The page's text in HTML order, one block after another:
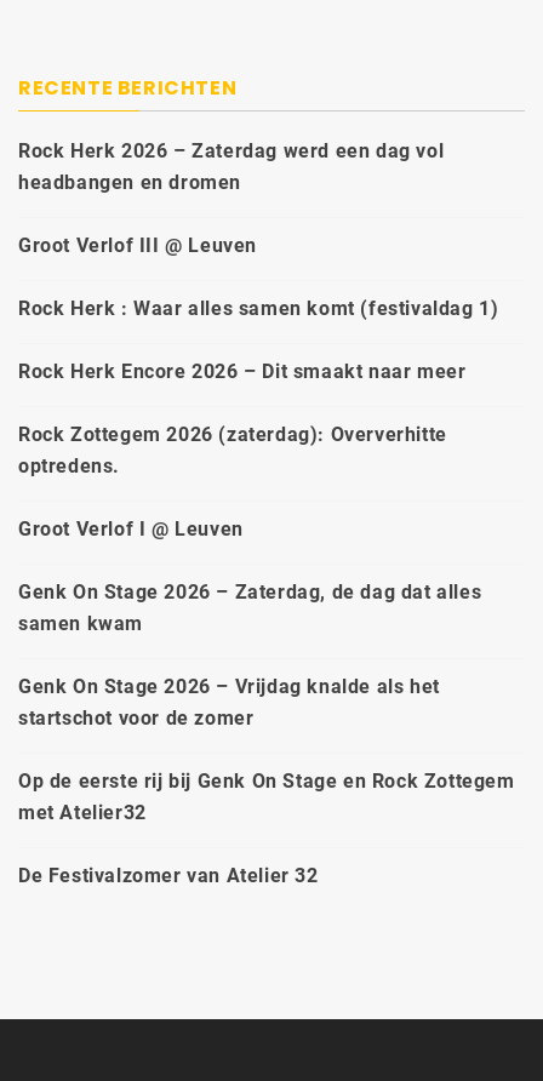
RECENTE BERICHTEN
Rock Herk 2026 – Zaterdag werd een dag vol
headbangen en dromen
Groot Verlof III @ Leuven
Rock Herk : Waar alles samen komt (festivaldag 1)
Rock Herk Encore 2026 – Dit smaakt naar meer
Rock Zottegem 2026 (zaterdag): Oververhitte
optredens.
Groot Verlof I @ Leuven
Genk On Stage 2026 – Zaterdag, de dag dat alles
samen kwam
Genk On Stage 2026 – Vrijdag knalde als het
startschot voor de zomer
Op de eerste rij bij Genk On Stage en Rock Zottegem
met Atelier32
De Festivalzomer van Atelier 32